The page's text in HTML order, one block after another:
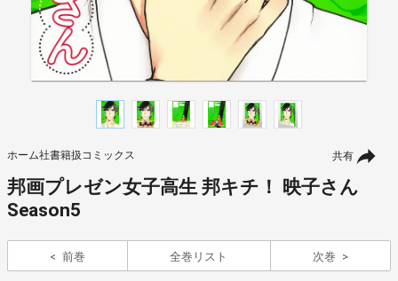
共有
ホーム社書籍扱コミックス
邦画プレゼン女子高生 邦キチ！ 映子さん
Season5
前巻 全巻リスト 次巻